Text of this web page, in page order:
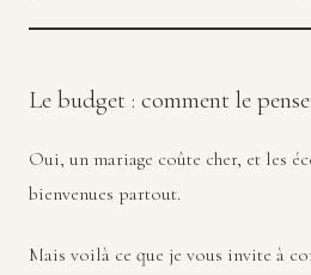
Le budget : comment le
Oui, un mariage coûte cher, et les
bienvenues partout.
Mais voilà ce que je vous invite à